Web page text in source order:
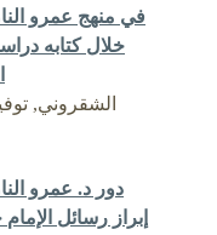
في منهج عمرو
خلال كتابه
الشقروني,
دور د. عمرو
إبراز رسائل